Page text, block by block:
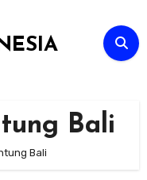
Bali
Bali